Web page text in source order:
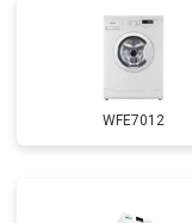
WFE7012